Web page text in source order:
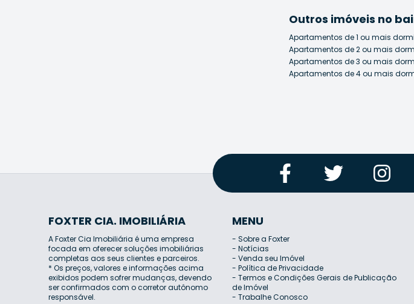
Outros imóveis no
Apartamentos de 1 ou mais
Apartamentos de 2 ou mais
Apartamentos de 3 ou mais
Apartamentos de 4 ou mais
FOXTER CIA. IMOBILIÁRIA
A Foxter Cia Imobiliária é uma empresa
focada em oferecer soluções imobiliárias
completas aos seus clientes e parceiros.
* Os preços, valores e informações acima
exibidos podem sofrer mudanças, devendo
ser confirmados com o corretor autônomo
responsável.
MENU
- Sobre a Foxter
- Notícias
- Venda seu Imóvel
- Política de Privacidade
- Termos e Condições Gerais de Publicação
de Imóvel
- Trabalhe Conosco